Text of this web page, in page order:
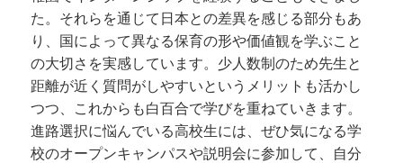
た。それらを通じて日本との差異を感じる部分もあ
り、国によって異なる保育の形や価値観を学ぶこと
の大切さを実感しています。少人数制のため先生と
距離が近く質問がしやすいというメリットも活かし
つつ、これからも白百合で学びを重ねていきます。
進路選択に悩んでいる高校生には、ぜひ気になる学
校のオープンキャンパスや説明会に参加して、自分